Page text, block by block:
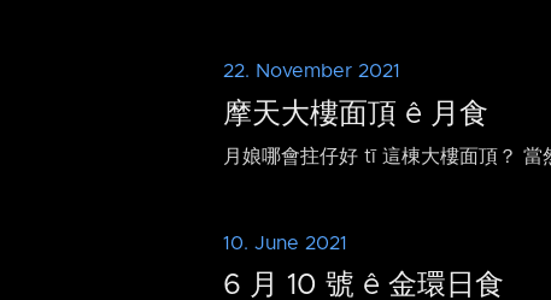
22. November 2021
摩天大樓面頂 ê 月食
月娘哪會拄仔好 tī 這棟大樓面頂？
10. June 2021
6 月 10 號 ê 金環日食